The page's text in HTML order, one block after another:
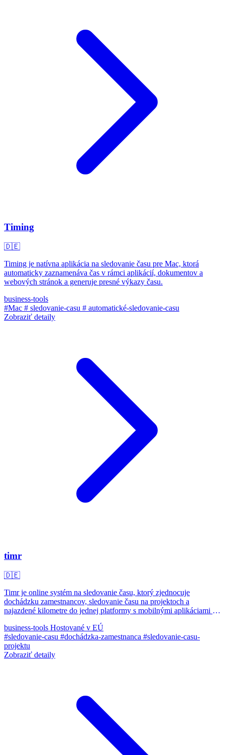
Timing
🇩🇪
Timing je natívna aplikácia na sledovanie času pre Mac, ktorá
automaticky zaznamenáva čas v rámci aplikácií, dokumentov a
webových stránok a generuje presné výkazy času.
business-tools
#Mac # sledovanie-casu # automatické-sledovanie-casu
Zobraziť detaily
timr
🇩🇪
Timr je online systém na sledovanie času, ktorý zjednocuje
dochádzku zamestnancov, sledovanie času na projektoch a
najazdené kilometre do jednej platformy s mobilnými aplikáciami a
business-tools Hostované v EÚ
#sledovanie-casu #dochádzka-zamestnanca #sledovanie-casu-
projektu
Zobraziť detaily